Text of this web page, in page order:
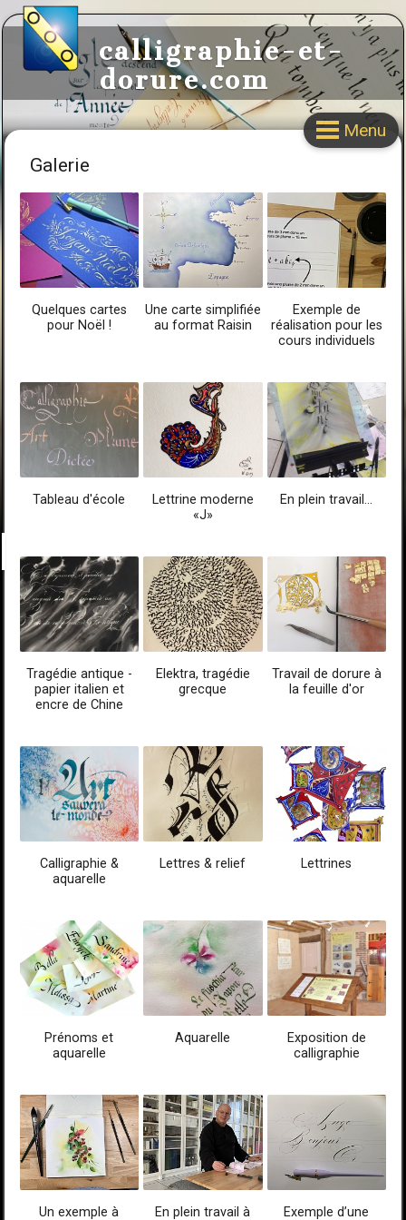
calligraphie-et-
dorure.com
Menu
Galerie
Quelques cartes
pour Noël !
Une carte simplifiée
au format Raisin
Exemple de
réalisation pour les
cours individuels
Tableau d'école
Lettrine moderne
«J»
En plein travail...
Tragédie antique -
papier italien et
encre de Chine
Elektra, tragédie
grecque
Travail de dorure à
la feuille d'or
Calligraphie &
aquarelle
Lettres & relief Lettrines
Prénoms et
aquarelle
Aquarelle
Exposition de
calligraphie
Un exemple à En plein travail à Exemple d’une